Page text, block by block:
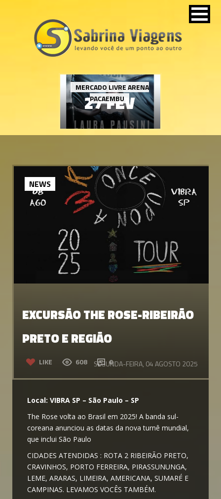
27 FEV
MERCADO LIVRE ARENA
PACAEMBU
EXCURSÃO THE ROSE-RIBEIRÃO
PRETO E REGIÃO
LIKE 608 0
SEGUNDA-FEIRA, 04 AGOSTO 2025
NEWS
Local: VIBRA SP – São Paulo – SP
The Rose volta ao Brasil em 2025! A banda sul-
coreana anunciou as datas da nova turnê mundial,
que inclui São Paulo
CIDADES ATENDIDAS : ROTA 2 RIBEIRÃO PRETO,
CRAVINHOS, PORTO FERREIRA, PIRASSUNUNGA,
LEME, ARARAS, LIMEIRA, AMERICANA, SUMARÉ E
CAMPINAS. LEVAMOS VOCÊS TAMBÉM.